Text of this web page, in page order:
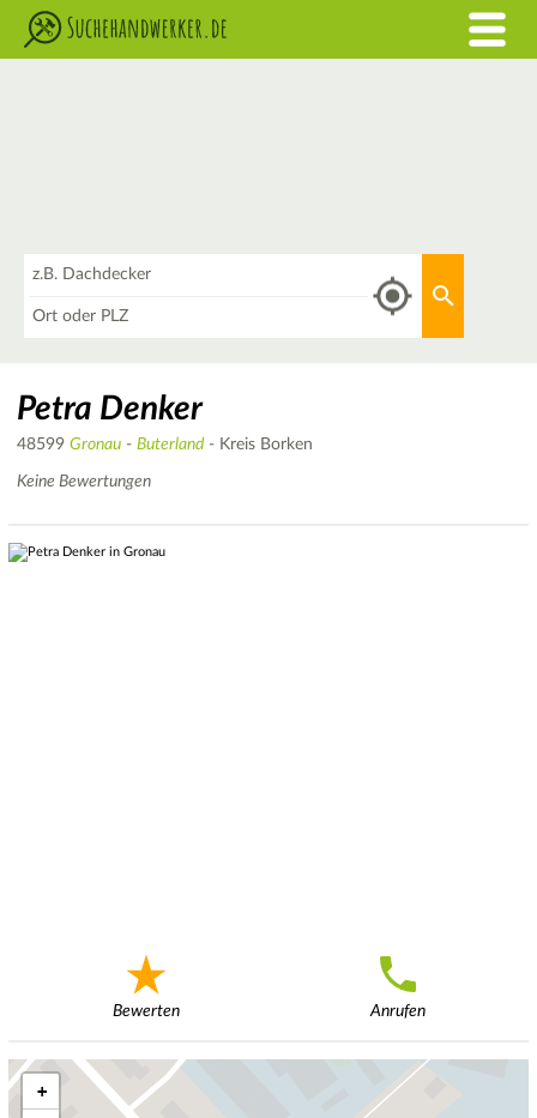
Petra Denker
48599 Gronau - Buterland - Kreis Borken
Keine Bewertungen
Bewerten Anrufen
+